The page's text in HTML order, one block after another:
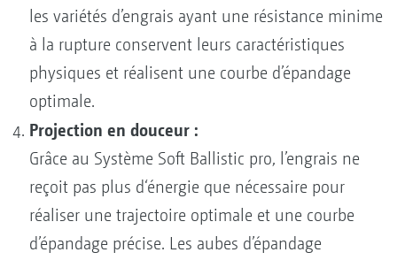
les variétés d’engrais ayant une résistance minime
à la rupture conservent leurs caractéristiques
physiques et réalisent une courbe d’épandage
optimale.
Projection en douceur :
Grâce au Système Soft Ballistic pro, l’engrais ne
reçoit pas plus d‘énergie que nécessaire pour
réaliser une trajectoire optimale et une courbe
d’épandage précise. Les aubes d’épandage